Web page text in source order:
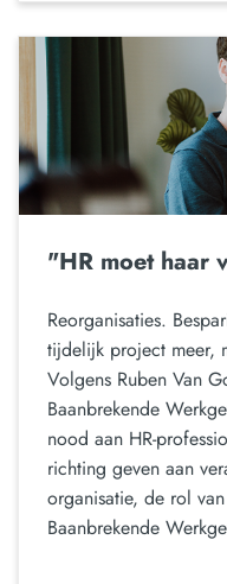
"HR moet haar
Reorganisaties.
tijdelijk project meer,
Volgens Ruben Van
Baanbrekende
nood aan HR-
richting geven aan
organisatie, de rol
Baanbrekende